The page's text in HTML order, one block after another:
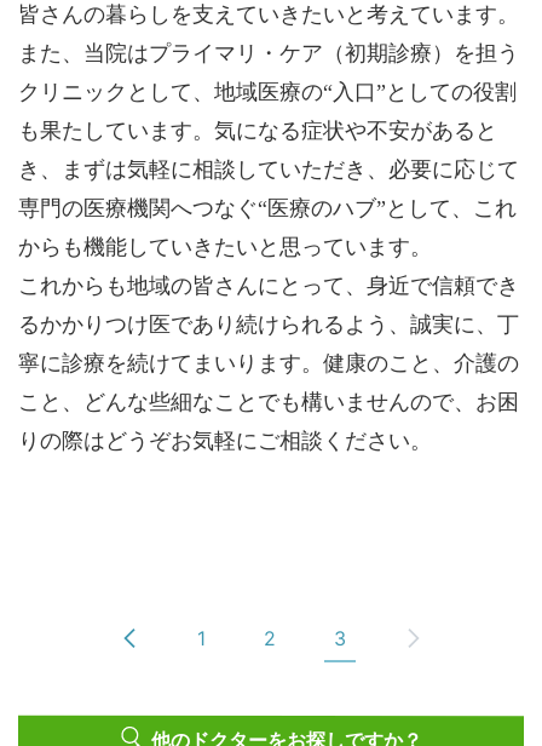
皆さんの暮らしを支えていきたいと考えています。
また、当院はプライマリ・ケア（初期診療）を担う
クリニックとして、地域医療の“入口”としての役割
も果たしています。気になる症状や不安があると
き、まずは気軽に相談していただき、必要に応じて
専門の医療機関へつなぐ“医療のハブ”として、これ
からも機能していきたいと思っています。
これからも地域の皆さんにとって、身近で信頼でき
るかかりつけ医であり続けられるよう、誠実に、丁
寧に診療を続けてまいります。健康のこと、介護の
こと、どんな些細なことでも構いませんので、お困
りの際はどうぞお気軽にご相談ください。
1 2 3
他のドクターをお探しですか？